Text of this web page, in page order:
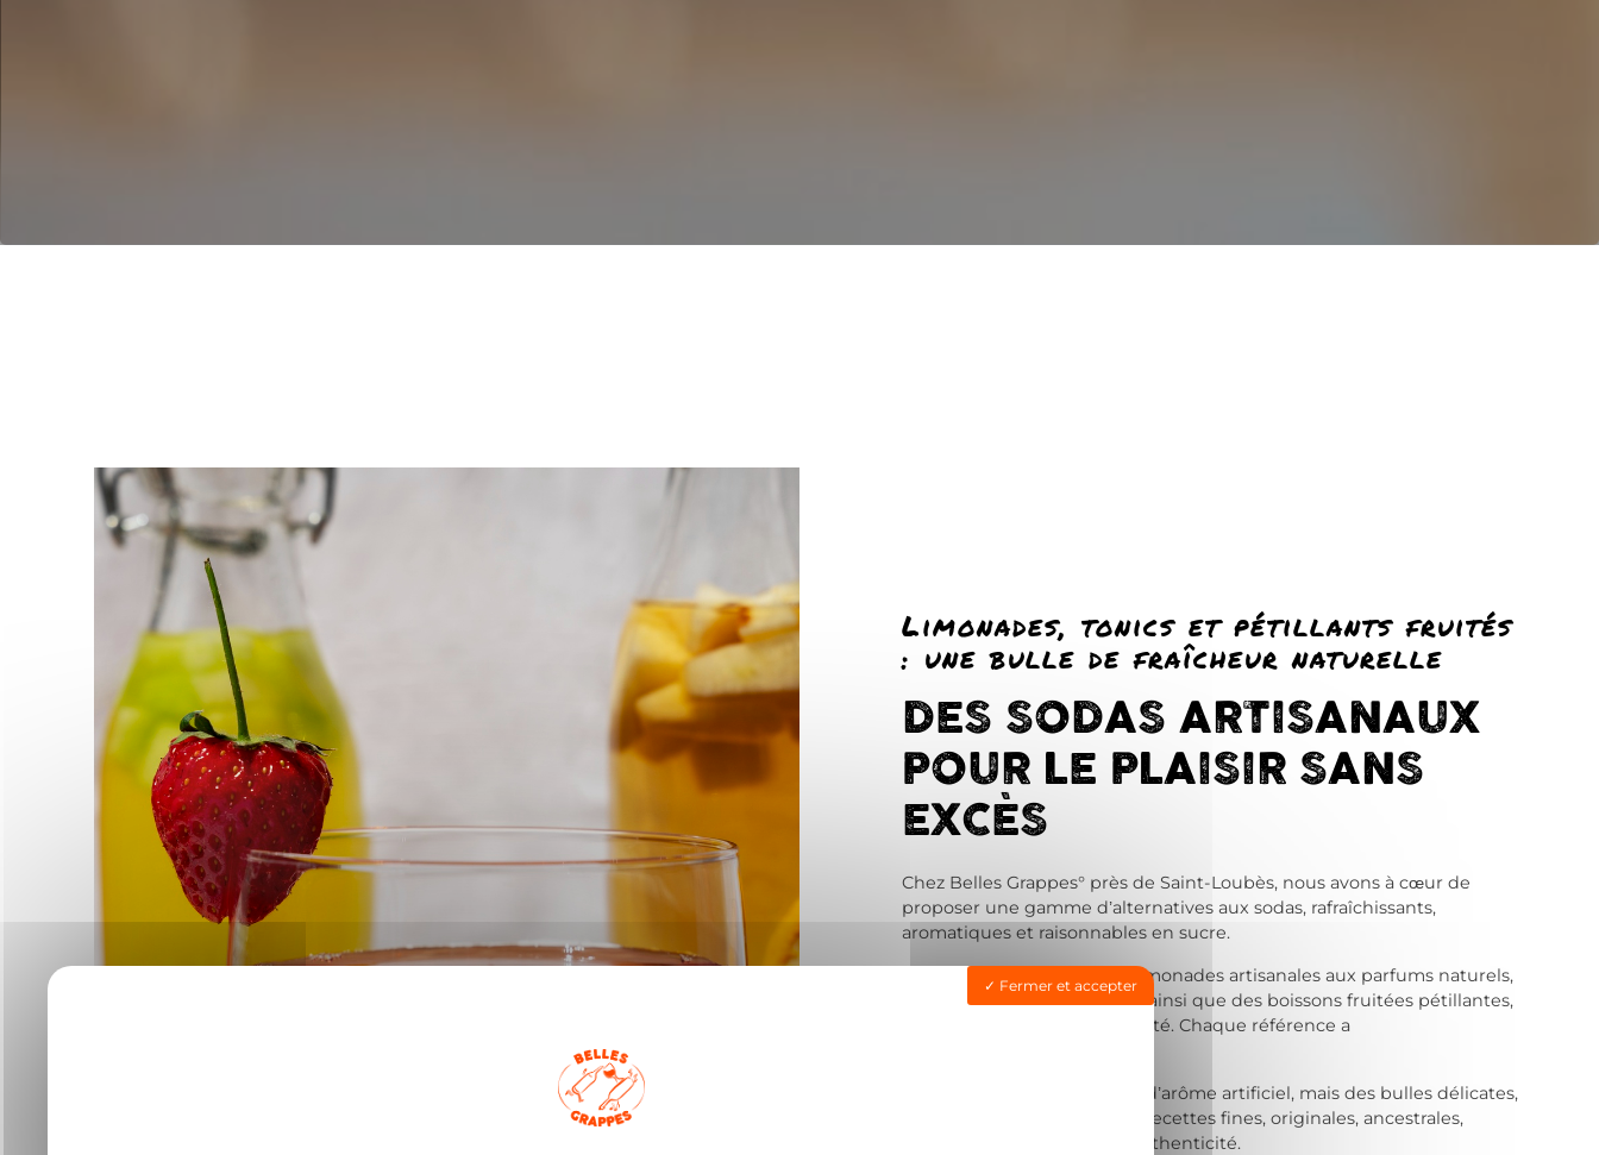
Limonades, tonics et pétillants fruités
: une bulle de fraîcheur naturelle
DES SODAS ARTISANAUX
POUR LE PLAISIR SANS
EXCÈS
Chez Belles Grappes° près de Saint-Loubès, nous avons à cœur de
proposer une gamme d’alternatives aux sodas, rafraîchissants,
aromatiques et raisonnables en sucre.
Notre sélection réunit des limonades artisanales aux parfums naturels,
des tonicsfinset équilibrés, ainsi que des boissons fruitées pétillantes,
à base d’ingrédients de qualité. Chaque référence a
Ici, pas de sucre en excès ni d’arôme artificiel, mais des bulles délicates,
des saveurs franches et des recettesfines, originales, ancestrales,
… créées dans un esprit d’authenticité.
Fermer et accepter